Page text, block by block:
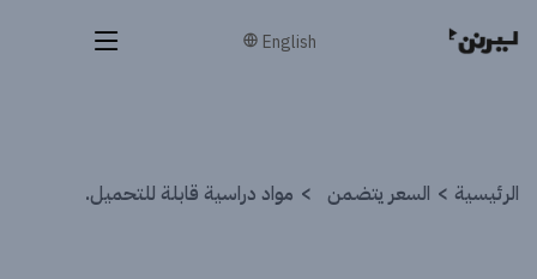
English
الرئيسية السعر يتضمن مواد دراسية قابلة للتحميل.